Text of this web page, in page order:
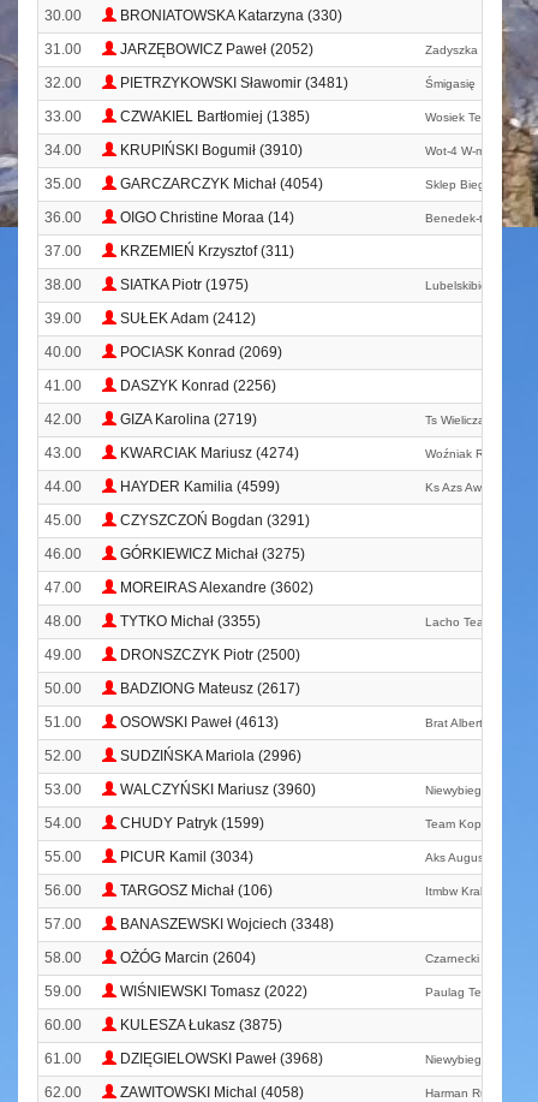
30.00
BRONIATOWSKA Katarzyna (330)
31.00
JARZĘBOWICZ Paweł (2052) Zadyszka Oświęcim
32.00 PIETRZYKOWSKI Sławomir (3481) Śmigasię
33.00 CZWAKIEL Bartłomiej (1385) Wosiek Team
34.00 KRUPIŃSKI Bogumił (3910) Wot-4 W-m Bot
35.00 GARCZARCZYK Michał (4054) Sklep Biegacz
36.00 OIGO Christine Moraa (14) Benedek-team
37.00
KRZEMIEŃ Krzysztof (311)
38.00
SIATKA Piotr (1975) Lubelskibiegacz. Pl
39.00
SUŁEK Adam (2412)
40.00
POCIASK Konrad (2069)
41.00
DASZYK Konrad (2256)
42.00
GIZA Karolina (2719) Ts Wieliczanka
43.00 KWARCIAK Mariusz (4274) Woźniak Running
44.00 HAYDER Kamilia (4599) Ks Azs Awf Kraków
45.00
CZYSZCZOŃ Bogdan (3291)
46.00
GÓRKIEWICZ Michał (3275)
47.00
MOREIRAS Alexandre (3602)
48.00
TYTKO Michał (3355) Lacho Team
49.00
DRONSZCZYK Piotr (2500)
50.00
BADZIONG Mateusz (2617)
51.00
OSOWSKI Paweł (4613) Brat Albert Team
52.00
SUDZIŃSKA Mariola (2996)
53.00
WALCZYŃSKI Mariusz (3960) Niewybiegani
54.00 CHUDY Patryk (1599) Team Kopeć
55.00 PICUR Kamil (3034) Aks Augusta
56.00 TARGOSZ Michał (106) Itmbw Kraków
57.00
BANASZEWSKI Wojciech (3348)
58.00
OŻÓG Marcin (2604) Czarnecki Run Team
59.00 WIŚNIEWSKI Tomasz (2022) Paulag Team
60.00
KULESZA Łukasz (3875)
61.00
DZIĘGIELOWSKI Paweł (3968) Niewybiegani
62.00 ZAWITOWSKI Michal (4058) Harman Running